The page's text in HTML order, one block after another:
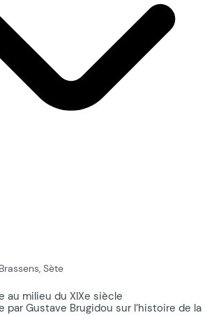
Sète
au milieu du XIXe siècle
Gustave Brugidou sur l’histoire de la